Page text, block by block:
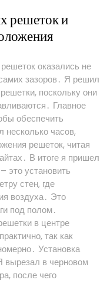
решеток и
оказались не
зазоров․ Я решил
поскольку они
Главное
обеспечить
часов,
решеток, читая
В итоге я пришел
это установить
стен, где
воздуха․ Это
под полом․
в центре
так как
Установка
вырезал в черновом
после чего